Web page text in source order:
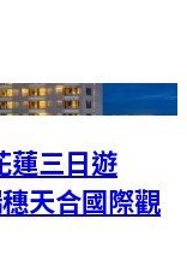
蓮三日遊
天合國際觀